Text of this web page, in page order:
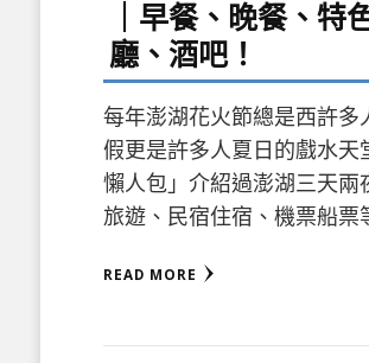
｜早餐、晚餐、特
廳、酒吧！
每年澎湖花火節總是西許多
假更是許多人夏日的戲水天
懶人包」介紹過澎湖三天兩
旅遊、民宿住宿、機票船
READ MORE